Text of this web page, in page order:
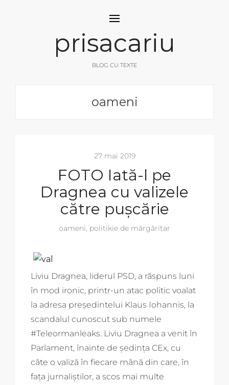
prisacariu
BLOG CU TEXTE
oameni
27 mai 2019
FOTO Iată-l pe
Dragnea cu valizele
către pușcărie
oameni, politikie de mărgăritar
Liviu Dragnea, liderul PSD, a răspuns luni
în mod ironic, printr-un atac politic voalat
la adresa președintelui Klaus Iohannis, la
scandalul cunoscut sub numele
#Teleormanleaks. Liviu Dragnea a venit în
Parlament, înainte de ședința CEx, cu
câte o valiză în fiecare mână din care, în
fața jurnaliștilor, a scos mai multe